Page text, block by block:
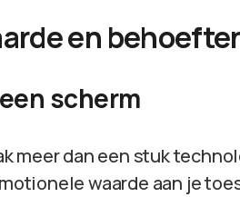
en
scherm
meer dan een stuk
waarde aan je